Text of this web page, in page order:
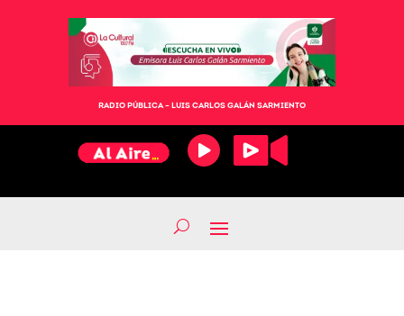
RADIO PÚBLICA – LUIS CARLOS GALÁN SARMIENTO